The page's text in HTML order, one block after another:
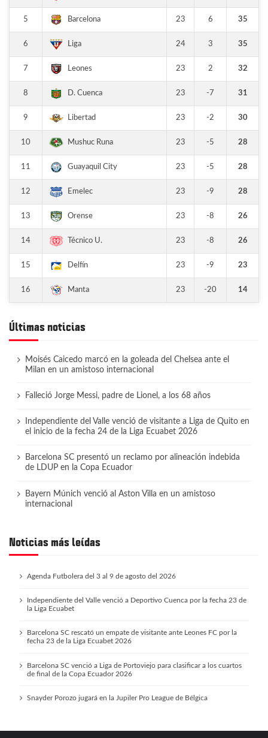
5 Barcelona 23 6 35
6 Liga 24 3 35
7 Leones 23 2 32
8 D. Cuenca 23 -7 31
9 Libertad 23 -2 30
10 Mushuc Runa 23 -5 28
11 Guayaquil City 23 -5 28
12 Emelec 23 -9 28
13 Orense 23 -8 26
14 Técnico U. 23 -8 26
15 Delfín 23 -9 23
16 Manta 23 -20 14
Últimas noticias
Moisés Caicedo marcó en la goleada del Chelsea ante el
Milan en un amistoso internacional
Falleció Jorge Messi, padre de Lionel, a los 68 años
Independiente del Valle venció de visitante a Liga de Quito en
el inicio de la fecha 24 de la Liga Ecuabet 2026
Barcelona SC presentó un reclamo por alineación indebida
de LDUP en la Copa Ecuador
Bayern Múnich venció al Aston Villa en un amistoso
internacional
Noticias más leídas
Agenda Futbolera del 3 al 9 de agosto del 2026
Independiente del Valle venció a Deportivo Cuenca por la fecha 23 de
la Liga Ecuabet
Barcelona SC rescató un empate de visitante ante Leones FC por la
fecha 23 de la Liga Ecuabet 2026
Barcelona SC venció a Liga de Portoviejo para clasificar a los cuartos
de final de la Copa Ecuador 2026
Snayder Porozo jugará en la Jupiler Pro League de Bélgica